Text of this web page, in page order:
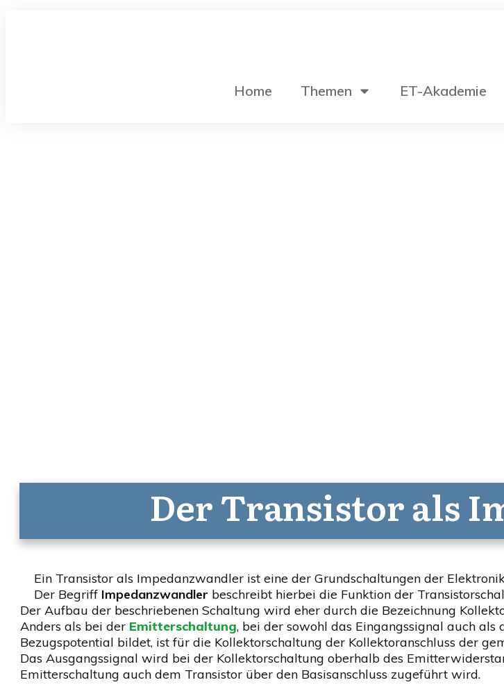
Home Themen ET-Akademie
Der Transistor als
Ein Transistor als Impedanzwandler ist eine der Grundschaltungen der
Der Begriff Impedanzwandler beschreibt hierbei die Funktion der
Der Aufbau der beschriebenen Schaltung wird eher durch die Bezeichnung
Anders als bei der Emitterschaltung, bei der sowohl das Eingangssignal auch als
Bezugspotential bildet, ist für die Kollektorschaltung der Kollektoranschluss der
Das Ausgangssignal wird bei der Kollektorschaltung oberhalb des
Emitterschaltung auch dem Transistor über den Basisanschluss zugeführt wird.